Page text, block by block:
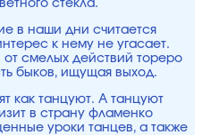
стекла.
в наши дни считается
к нему не угасает.
от смелых действий тореро
быков, ищущая выход.
как танцуют. А танцуют
в страну фламенко
уроки танцев, а также